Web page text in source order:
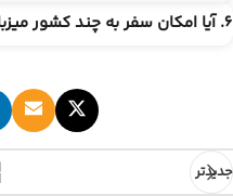
6. آیا امکان سفر به چند کشور میزبان وجود دارد؟
جدیدتر